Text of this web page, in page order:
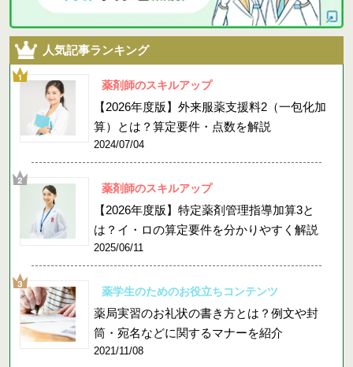
人気記事ランキング
薬剤師のスキルアップ
【2026年度版】外来服薬支援料2（一包化加
算）とは？算定要件・点数を解説
2024/07/04
薬剤師のスキルアップ
【2026年度版】特定薬剤管理指導加算3と
は？イ・ロの算定要件を分かりやすく解説
2025/06/11
薬学生のためのお役立ちコンテンツ
薬局実習のお礼状の書き方とは？例文や封
筒・宛名などに関するマナーを紹介
2021/11/08